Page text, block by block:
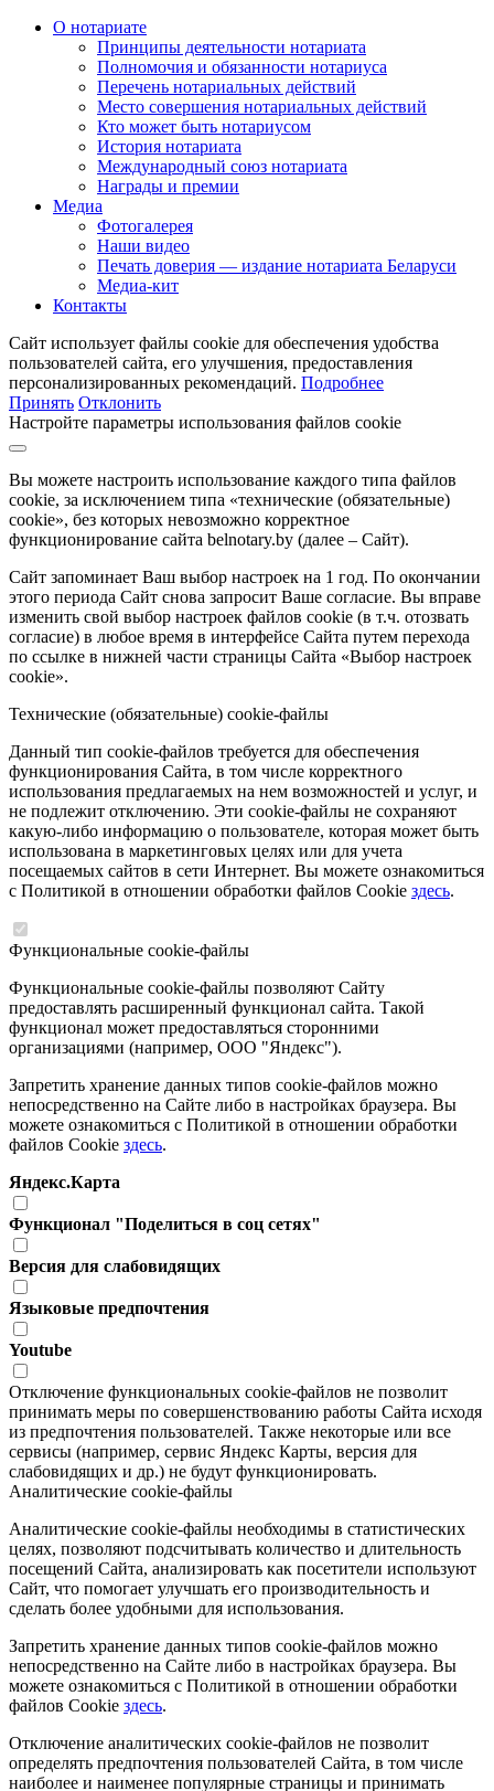
О нотариате
Принципы деятельности нотариата
Полномочия и обязанности нотариуса
Перечень нотариальных действий
Место совершения нотариальных действий
Кто может быть нотариусом
История нотариата
Международный союз нотариата
Награды и премии
Медиа
Фотогалерея
Наши видео
Печать доверия — издание нотариата Беларуси
Медиа-кит
Контакты
Сайт использует файлы cookie для обеспечения удобства
пользователей сайта, его улучшения, предоставления
персонализированных рекомендаций. Подробнее
Принять Отклонить
Настройте параметры использования файлов cookie
Вы можете настроить использование каждого типа файлов
cookie, за исключением типа «технические (обязательные)
cookie», без которых невозможно корректное
функционирование сайта belnotary.by (далее – Сайт).
Сайт запоминает Ваш выбор настроек на 1 год. По окончании
этого периода Сайт снова запросит Ваше согласие. Вы вправе
изменить свой выбор настроек файлов cookie (в т.ч. отозвать
согласие) в любое время в интерфейсе Сайта путем перехода
по ссылке в нижней части страницы Сайта «Выбор настроек
cookie».
Технические (обязательные) cookie-файлы
Данный тип cookie-файлов требуется для обеспечения
функционирования Сайта, в том числе корректного
использования предлагаемых на нем возможностей и услуг, и
не подлежит отключению. Эти cookie-файлы не сохраняют
какую-либо информацию о пользователе, которая может быть
использована в маркетинговых целях или для учета
посещаемых сайтов в сети Интернет. Вы можете ознакомиться
с Политикой в отношении обработки файлов Cookie здесь.
Функциональные cookie-файлы
Функциональные cookie-файлы позволяют Сайту
предоставлять расширенный функционал сайта. Такой
функционал может предоставляться сторонними
организациями (например, ООО "Яндекс").
Запретить хранение данных типов cookie-файлов можно
непосредственно на Сайте либо в настройках браузера. Вы
можете ознакомиться с Политикой в отношении обработки
файлов Cookie здесь.
Яндекс.Карта
Функционал "Поделиться в соц сетях"
Версия для слабовидящих
Языковые предпочтения
Youtube
Отключение функциональных cookie-файлов не позволит
принимать меры по совершенствованию работы Сайта исходя
из предпочтения пользователей. Также некоторые или все
сервисы (например, сервис Яндекс Карты, версия для
слабовидящих и др.) не будут функционировать.
Аналитические cookie-файлы
Аналитические cookie-файлы необходимы в статистических
целях, позволяют подсчитывать количество и длительность
посещений Сайта, анализировать как посетители используют
Сайт, что помогает улучшать его производительность и
сделать более удобными для использования.
Запретить хранение данных типов cookie-файлов можно
непосредственно на Сайте либо в настройках браузера. Вы
можете ознакомиться с Политикой в отношении обработки
файлов Cookie здесь.
Отключение аналитических cookie-файлов не позволит
определять предпочтения пользователей Сайта, в том числе
наиболее и наименее популярные страницы и принимать